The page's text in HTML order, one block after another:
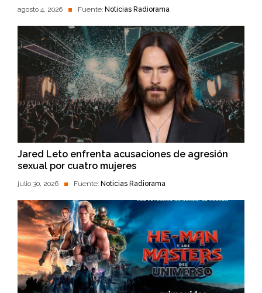
agosto 4, 2026 Fuente: Noticias Radiorama
Jared Leto enfrenta acusaciones de agresión
sexual por cuatro mujeres
julio 30, 2026 Fuente: Noticias Radiorama